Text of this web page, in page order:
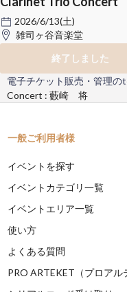
2026/6/13(土)
雑司ヶ谷音楽堂
終了しました
電子チケット販売・管理の
Concert : 藪崎 将
一般ご利用者様
イベントを探す
イベントカテゴリ一覧
イベントエリア一覧
使い方
よくある質問
PRO ARTEKET（プロアル